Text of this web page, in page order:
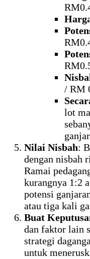
/ RM
lot
Nilai Nisbah:
dengan nisbah
Ramai
kurangnya 1:2
potensi
atau tiga kali
Buat
dan faktor lain
strategi
untuk